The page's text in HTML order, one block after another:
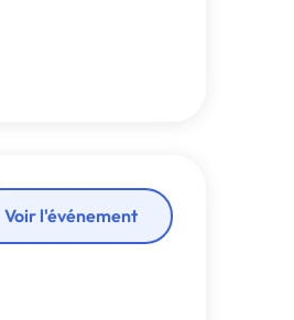
Voir l'événement